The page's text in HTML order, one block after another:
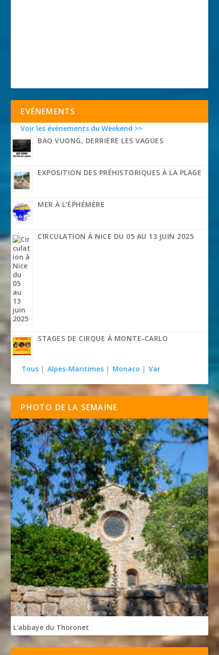
EVÉNEMENTS
Voir les événements du Weekend >>
BAO VUONG, DERRIÈRE LES VAGUES
EXPOSITION DES PRÉHISTORIQUES À LA PLAGE
MER À L’ÉPHÉMÈRE
CIRCULATION À NICE DU 05 AU 13 JUIN 2025
STAGES DE CIRQUE À MONTE-CARLO
Tous | Alpes-Maritimes | Monaco | Var
PHOTO DE LA SEMAINE
L'abbaye du Thoronet